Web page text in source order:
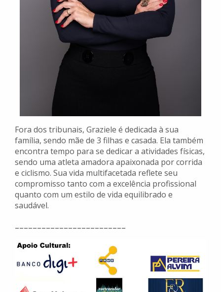
Fora dos tribunais, Graziele é dedicada à sua
família, sendo mãe de 3 filhas e casada. Ela também
encontra tempo para se dedicar a atividades físicas,
sendo uma atleta amadora apaixonada por corrida
e ciclismo. Sua vida multifacetada reflete seu
compromisso tanto com a excelência profissional
quanto com um estilo de vida equilibrado e
saudável.